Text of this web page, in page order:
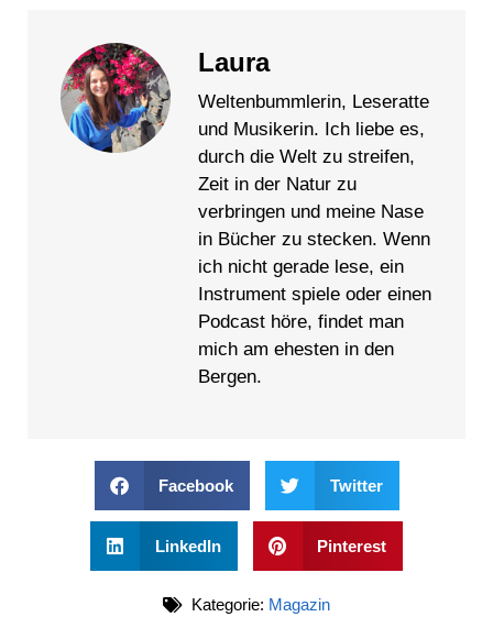
Laura
Weltenbummlerin, Leseratte
und Musikerin. Ich liebe es,
durch die Welt zu streifen,
Zeit in der Natur zu
verbringen und meine Nase
in Bücher zu stecken. Wenn
ich nicht gerade lese, ein
Instrument spiele oder einen
Podcast höre, findet man
mich am ehesten in den
Bergen.
Facebook Twitter
LinkedIn Pinterest
Kategorie: Magazin